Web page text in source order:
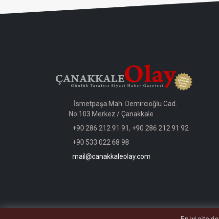
İsmetpaşa Mah. Demircioğlu Cad.
No:103 Merkez / Çanakkale
+90 286 212 91 91, +90 286 212 91 92
+90 533 022 68 98
mail@canakkaleolay.com